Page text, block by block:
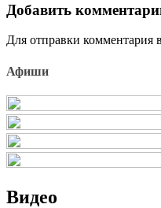
Добавить
Для отправки комментария
Афиши
Видео